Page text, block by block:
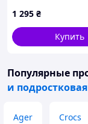
пряжками 38(р)
1 295 ₴
Купить
Популярные
и
Ager Crocs